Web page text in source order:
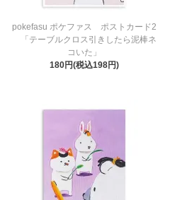
pokefasu ポケファス ポストカード2
「テーブルクロス引きしたら泥棒ネ
コいた」
180円(税込198円)